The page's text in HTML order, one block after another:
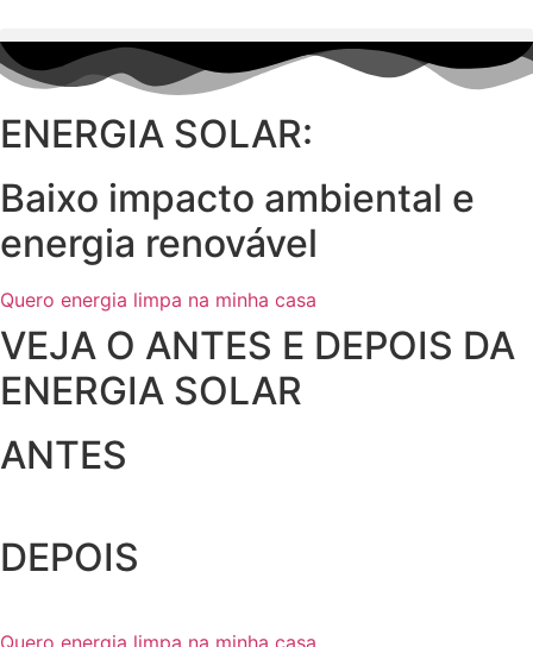
ENERGIA SOLAR:
Baixo impacto ambiental e
energia renovável
Quero energia limpa na minha casa
VEJA O ANTES E DEPOIS DA
ENERGIA SOLAR
ANTES
DEPOIS
Quero energia limpa na minha casa